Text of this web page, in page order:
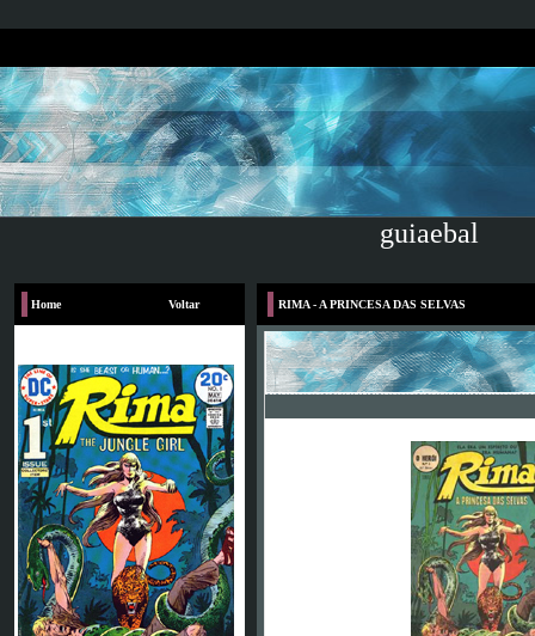
guiaebal
Home Voltar RIMA - A PRINCESA DAS SELVAS